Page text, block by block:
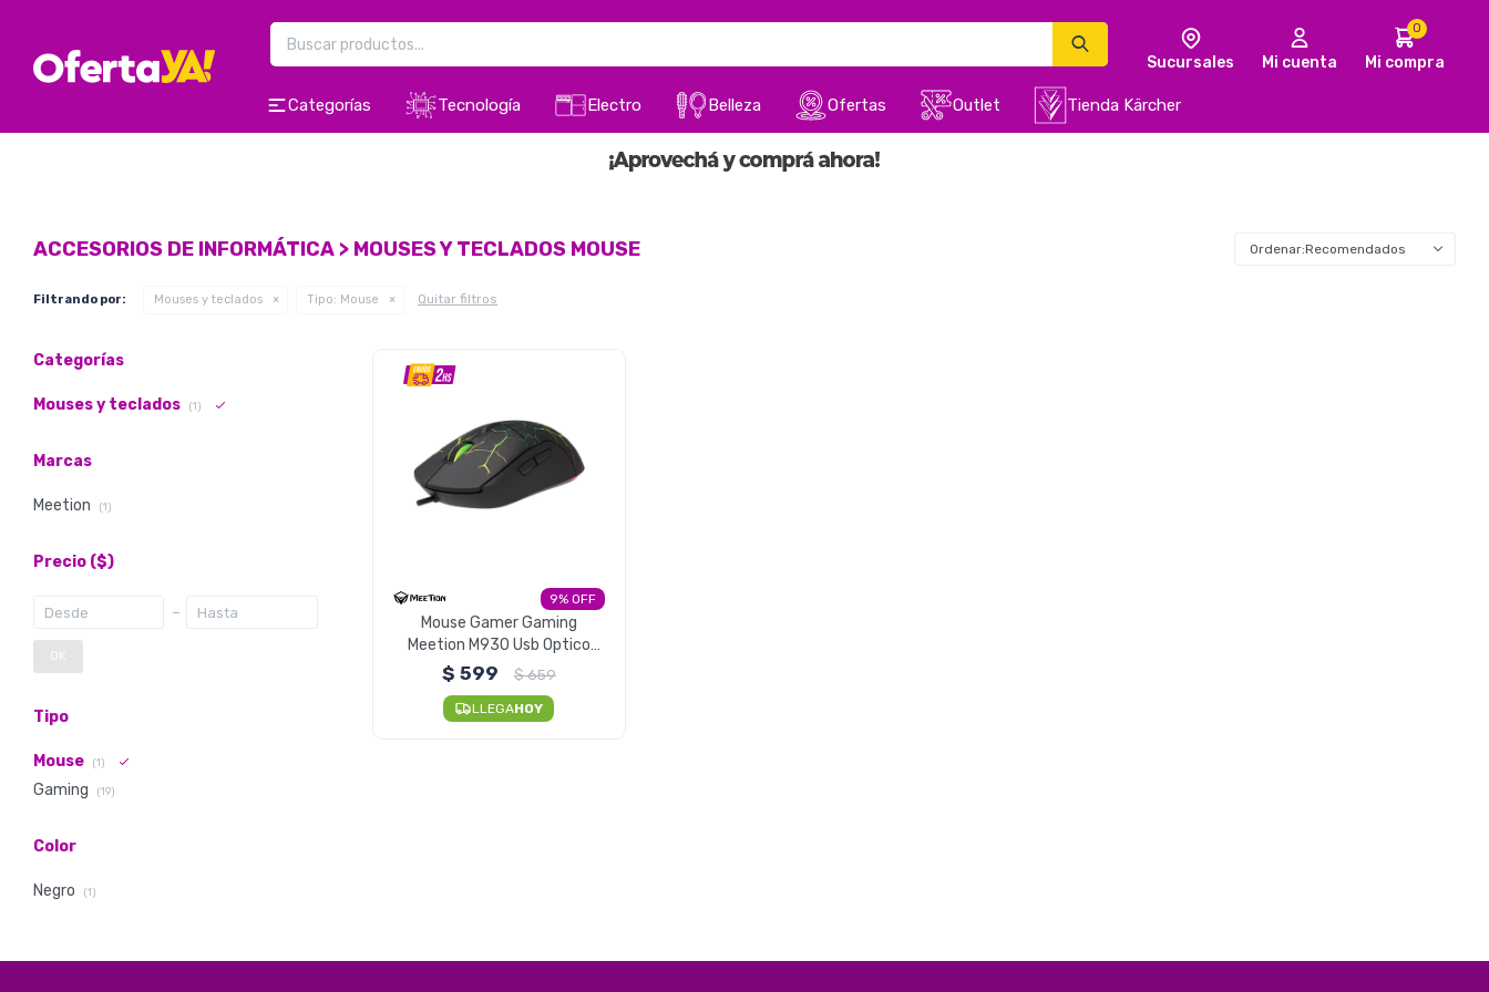
Categorías Tecnología Electro Belleza Ofertas Outlet Tienda Kärcher
0
ACCESORIOS DE INFORMÁTICA > MOUSES Y TECLADOS MOUSE Recomendados
Filtrando por: Mouses y teclados Tipo: Mouse Quitar filtros
9
Mouse Gamer Gaming
Meetion M930 Usb Optico
3200 DPI
$ 599 $659
LLEGAHOY
Categorías
Mouses y teclados (1)
Marcas
Meetion (1)
Precio ($)
OK
Tipo
Mouse (1)
Gaming (19)
Color
Negro (1)